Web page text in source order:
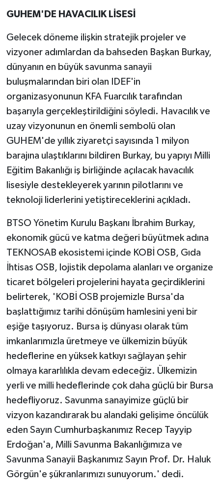
GUHEM'DE HAVACILIK LİSESİ
Gelecek döneme ilişkin stratejik projeler ve
vizyoner adımlardan da bahseden Başkan Burkay,
dünyanın en büyük savunma sanayii
buluşmalarından biri olan IDEF'in
organizasyonunun KFA Fuarcılık tarafından
başarıyla gerçekleştirildiğini söyledi. Havacılık ve
uzay vizyonunun en önemli sembolü olan
GUHEM'de yıllık ziyaretçi sayısında 1 milyon
barajına ulaştıklarını bildiren Burkay, bu yapıyı Milli
Eğitim Bakanlığı iş birliğinde açılacak havacılık
lisesiyle destekleyerek yarının pilotlarını ve
teknoloji liderlerini yetiştireceklerini açıkladı.
BTSO Yönetim Kurulu Başkanı İbrahim Burkay,
ekonomik gücü ve katma değeri büyütmek adına
TEKNOSAB ekosistemi içinde KOBİ OSB, Gıda
İhtisas OSB, lojistik depolama alanları ve organize
ticaret bölgeleri projelerini hayata geçirdiklerini
belirterek, 'KOBİ OSB projemizle Bursa'da
başlattığımız tarihi dönüşüm hamlesini yeni bir
eşiğe taşıyoruz. Bursa iş dünyası olarak tüm
imkanlarımızla üretmeye ve ülkemizin büyük
hedeflerine en yüksek katkıyı sağlayan şehir
olmaya kararlılıkla devam edeceğiz. Ülkemizin
yerli ve milli hedeflerinde çok daha güçlü bir Bursa
hedefliyoruz. Savunma sanayimize güçlü bir
vizyon kazandırarak bu alandaki gelişime öncülük
eden Sayın Cumhurbaşkanımız Recep Tayyip
Erdoğan'a, Milli Savunma Bakanlığımıza ve
Savunma Sanayii Başkanımız Sayın Prof. Dr. Haluk
Görgün'e şükranlarımızı sunuyorum.' dedi.